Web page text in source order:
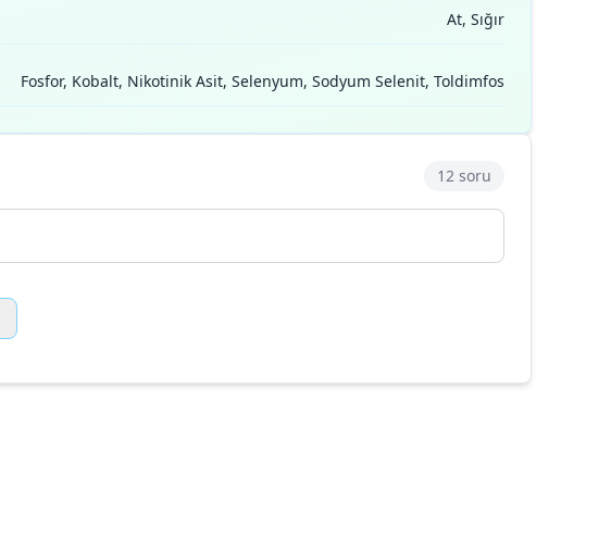
At, Sığır
Fosfor, Kobalt, Nikotinik Asit, Selenyum, Sodyum Selenit, Toldimfos
12 soru